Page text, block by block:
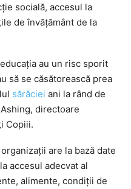
socială, accesul la
de învăţământ de la
au un risc sporit
să se căsătorească prea
sărăciei ani la rând de
directoare
Copiii.
are la bază date
accesul adecvat al
alimente, condiţii de